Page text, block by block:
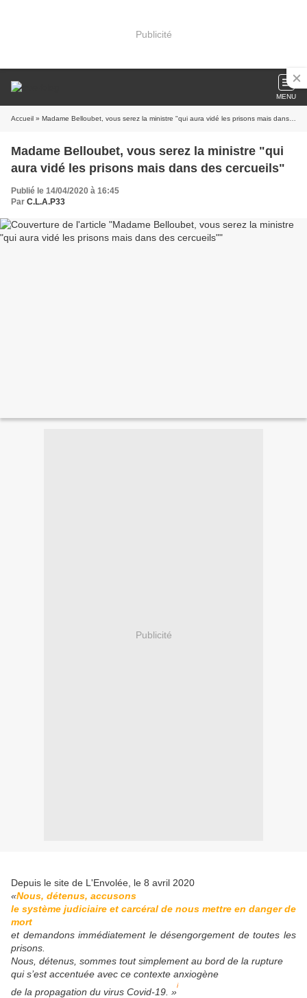
Publicité
MENU
Accueil » Madame Belloubet, vous serez la ministre "qui aura vidé les prisons mais dans des cercueils"
Madame Belloubet, vous serez la ministre "qui
aura vidé les prisons mais dans des cercueils"
Publié le 14/04/2020 à 16:45
Par C.L.A.P33
Publicité
Depuis le site de L'Envolée, le 8 avril 2020
«Nous, détenus, accusons
le système judiciaire et carcéral de nous mettre en danger de
mort
et demandons immédiatement le désengorgement de toutes les
prisons.
Nous, détenus, sommes tout simplement au bord de la rupture
qui s’est accentuée avec ce contexte anxiogène
de la propagation du virus Covid-19. »
i